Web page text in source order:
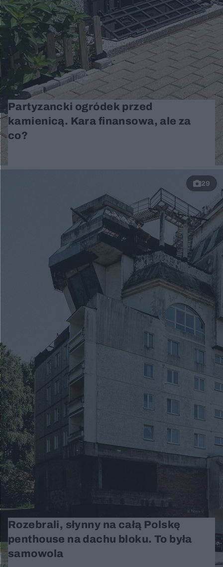
Partyzancki ogródek przed
kamienicą. Kara finansowa, ale za
co?
29
Rozebrali, słynny na całą Polskę
penthouse na dachu bloku. To była
samowola